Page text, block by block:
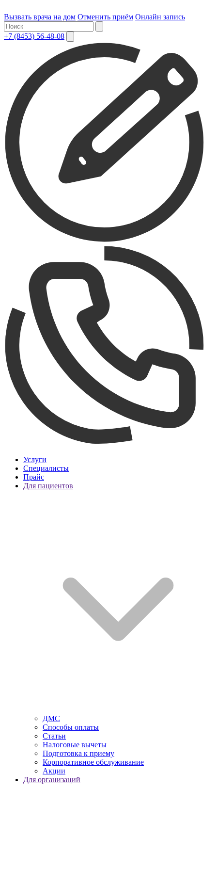
Вызвать врача на дом Отменить приём Онлайн запись
+7 (8453) 56-48-08
Услуги
Специалисты
Прайс
Для пациентов
ДМС
Способы оплаты
Статьи
Налоговые вычеты
Подготовка к приему
Корпоративное обслуживание
Акции
Для организаций